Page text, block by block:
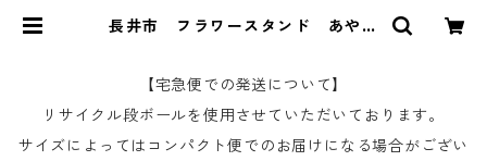
長井市 フラワースタンド あやめ
【宅急便での発送について】
リサイクル段ボールを使用させていただいております。
サイズによってはコンパクト便でのお届けになる場合がござい